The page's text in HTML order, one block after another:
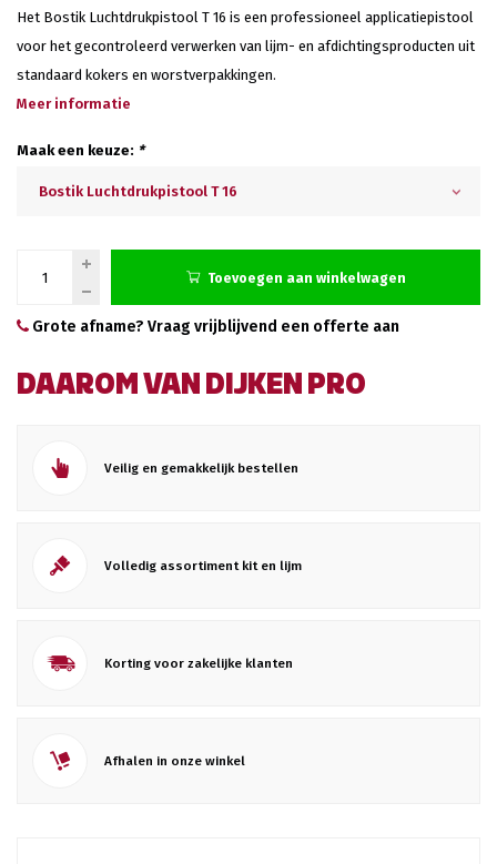
Het Bostik Luchtdrukpistool T 16 is een professioneel applicatiepistool
voor het gecontroleerd verwerken van lijm- en afdichtingsproducten uit
standaard kokers en worstverpakkingen.
Meer informatie
Maak een keuze: *
Bostik Luchtdrukpistool T 16
Toevoegen aan winkelwagen
Grote afname? Vraag vrijblijvend een offerte aan
DAAROM VAN DIJKEN PRO
Veilig en gemakkelijk bestellen
Volledig assortiment kit en lijm
Korting voor zakelijke klanten
Afhalen in onze winkel